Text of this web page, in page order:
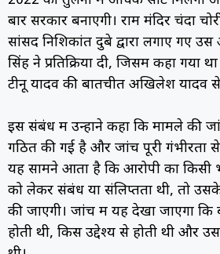
बार सरकार बनाएगी। राम मंदिर चंदा
सांसद निशिकांत दुबे द्वारा लगाए गए
सिंह ने प्रतिक्रिया दी, जिसमें कहा गया
टीनू यादव की बातचीत अखिलेश यादव से
इस संबंध में उन्होंने कहा कि मामले की
गठित की गई है और जांच पूरी गंभीरता
यह सामने आता है कि आरोपी का किसी
को लेकर संबंध या संलिप्तता थी, तो उसके
की जाएगी। जांच में यह देखा जाएगा कि
होती थी, किस उद्देश्य से होती थी और